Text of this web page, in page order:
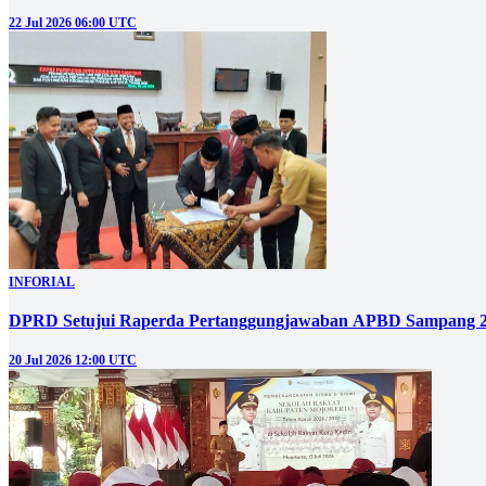
22 Jul 2026 06:00 UTC
INFORIAL
DPRD Setujui Raperda Pertanggungjawaban APBD Sampang
20 Jul 2026 12:00 UTC